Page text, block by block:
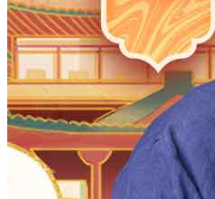
1989
1988 1987
1983
1982 1981
1976
1975 1974
1969 1968
1963
1962 1961
1957
1956 1955
1950
1949 1948
1944
1943 1942
1937
1936 1935
1931
1930
1924
1923 1922